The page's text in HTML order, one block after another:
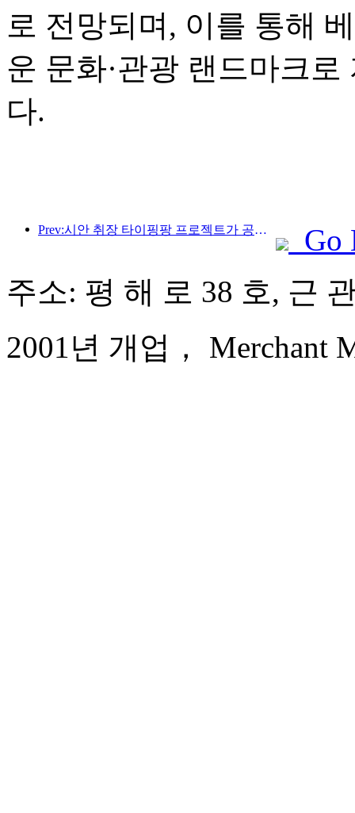
로 전망되며, 이를 통해
운 문화·관광 랜드마크
다.
Prev:시안 취장 타이핑팡 프로젝트가 공식적으로 착공했으며, 총 건축 면적은 13만 7천 제곱미터입니다.
Go
주소: 평 해 로 38 호, 근
2001년 개업， Merchant